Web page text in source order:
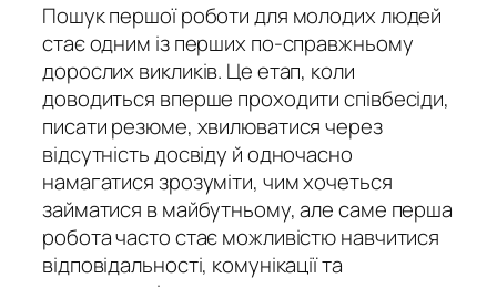
Пошук першої роботи для молодих людей
стає одним із перших по-справжньому
дорослих викликів. Це етап, коли
доводиться вперше проходити співбесіди,
писати резюме, хвилюватися через
відсутність досвіду й одночасно
намагатися зрозуміти, чим хочеться
займатися в майбутньому, але саме перша
робота часто стає можливістю навчитися
відповідальності, комунікації та